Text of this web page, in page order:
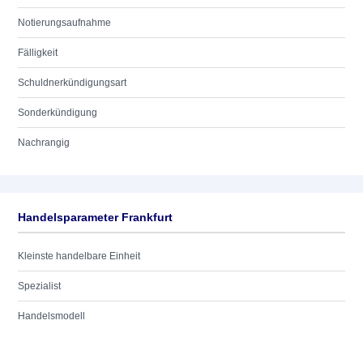
Notierungsaufnahme
Fälligkeit
Schuldnerkündigungsart
Sonderkündigung
Nachrangig
Handelsparameter Frankfurt
Kleinste handelbare Einheit
Spezialist
Handelsmodell